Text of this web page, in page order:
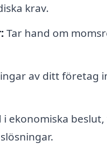
krav.
Tar hand om
av ditt företag
i ekonomiska